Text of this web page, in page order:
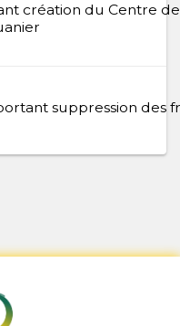
création du Centre
suppression des